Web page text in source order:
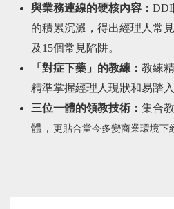
與業務連線的硬核內容： DDI
的積累沉澱，得出經理人常
及15個常見陷阱。
「對症下藥」的教練： 教練
精準掌握經理人現狀和易踏
三位一體的領教技術： 集合
體， 更貼合當今多變商業環境下